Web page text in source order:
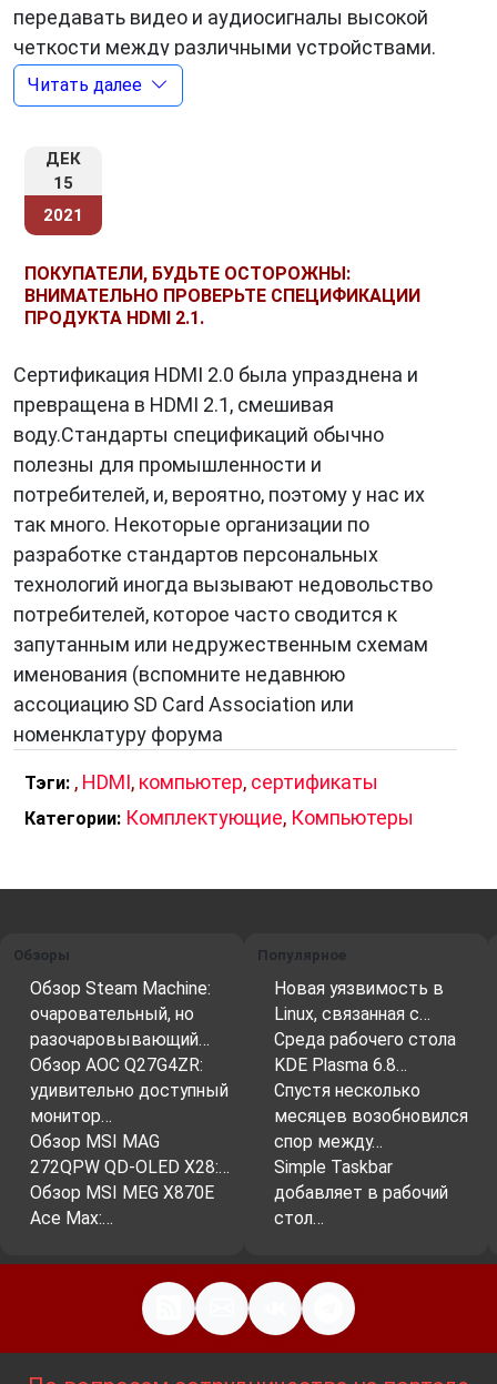
передавать видео и аудиосигналы высокой
четкости между различными устройствами.
Он был разработан консорциумом HDMI
Licensing LLC в 2002 году и быстро стал
домашних кинотеатрах и других системах
мультимедиа.
Как работает HDMI?
данных по одному кабелю, что упрощает
подключение различных устройств. Кабели
HDMI бывают разных типов, каждый из
которых имеет свои особенности. Наиболее
распространенными типами являются:
Тип A — стандартный тип HDMI-кабеля,
который используется для подключения
большинства устройств.
Тип B — более крупный тип HDMI-кабеля,
который используется для подключения
устройств с высокой пропускной
способностью, таких как проигрыватели Blu-
ray и игровые консоли.
Тип C — новый тип HDMI-кабеля, который
поддерживает передачу видео высокой
цифровом виде, что обеспечивает высокое
качество изображения и звука. Он также
поддерживает передачу многоканальных
аудиосигналов, таких как Dolby Atmos и DTS:X.
Преимущества HDMI
HDMIпредлагает ряд преимуществ по
сравнению с другими интерфейсами передачи
некоторые из них:
Поддержка видео высокой четкости:
8K Ultra HD (7680×4320 пикселей) и частотой
Читать далее
ДЕК
15
2021
ПОКУПАТЕЛИ, БУДЬТЕ ОСТОРОЖНЫ:
ВНИМАТЕЛЬНО ПРОВЕРЬТЕ СПЕЦИФИКАЦИИ
ПРОДУКТА HDMI 2.1.
Сертификация HDMI 2.0 была упразднена и
превращена в HDMI 2.1, смешивая
воду.Стандарты спецификаций обычно
полезны для промышленности и
потребителей, и, вероятно, поэтому у нас их
так много. Некоторые организации по
разработке стандартов персональных
технологий иногда вызывают недовольство
потребителей, которое часто сводится к
запутанным или недружественным схемам
именования (вспомните недавнюю
ассоциацию SD Card Association или
номенклатуру форума
Тэги: , HDMI, компьютер, сертификаты
Категории: Комплектующие, Компьютеры
Обзоры
Обзор Steam Machine:
очаровательный, но
разочаровывающий…
Обзор AOC Q27G4ZR:
удивительно доступный
монитор…
Обзор MSI MAG
272QPW QD-OLED X28:…
Обзор MSI MEG X870E
Ace Max:…
Популярное
Новая уязвимость в
Linux, связанная с…
Среда рабочего стола
KDE Plasma 6.8…
Спустя несколько
месяцев возобновился
спор между…
Simple Taskbar
добавляет в рабочий
стол…